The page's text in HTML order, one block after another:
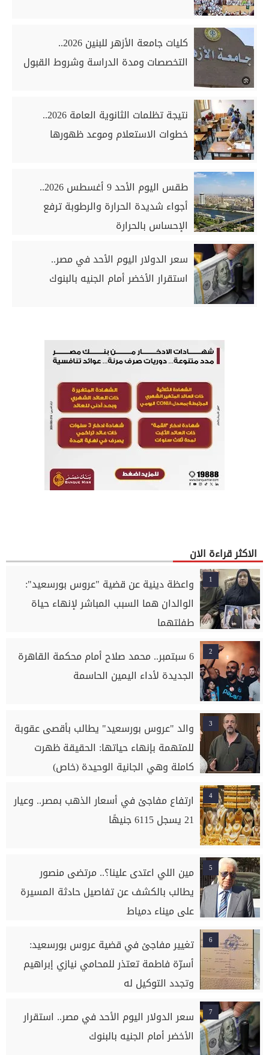
كليات جامعة الأزهر للبنين 2026..
التخصصات ومدة الدراسة وشروط القبول
نتيجة تظلمات الثانوية العامة 2026..
خطوات الاستعلام وموعد ظهورها
طقس اليوم الأحد 9 أغسطس 2026..
أجواء شديدة الحرارة والرطوبة ترفع
الإحساس بالحرارة
سعر الدولار اليوم الأحد في مصر..
استقرار الأخضر أمام الجنيه بالبنوك
الاكثر قراءة الان
1
واعظة دينية عن قضية "عروس بورسعيد":
الوالدان هما السبب المباشر لإنهاء حياة
طفلتهما
2
6 سبتمبر.. محمد صلاح أمام محكمة القاهرة
الجديدة لأداء اليمين الحاسمة
3
والد "عروس بورسعيد" يطالب بأقصى عقوبة
للمتهمة بإنهاء حياتها: الحقيقة ظهرت
كاملة وهي الجانية الوحيدة (خاص)
4
ارتفاع مفاجئ في أسعار الذهب بمصر.. وعيار
21 يسجل 6115 جنيهًا
5
مين اللي اعتدى علينا؟.. مرتضى منصور
يطالب بالكشف عن تفاصيل حادثة المسيرة
على ميناء دمياط
6
تغيير مفاجئ في قضية عروس بورسعيد:
أسرّة فاطمة تعتذر للمحامي نيازي إبراهيم
وتجدد التوكيل له
7
سعر الدولار اليوم الأحد في مصر.. استقرار
الأخضر أمام الجنيه بالبنوك